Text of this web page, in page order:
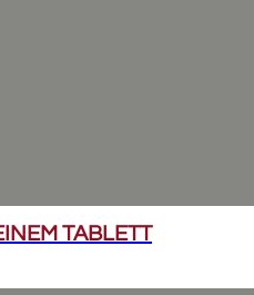
TABLETT